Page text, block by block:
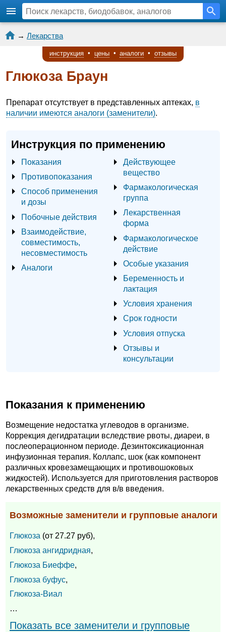
→ Лекарства
инструкция • цены • аналоги • отзывы
Глюкоза Браун
Препарат отсутствует в представленных аптеках, в
наличии имеются аналоги (заменители).
Инструкция по применению
Показания
Противопоказания
Способ применения
и дозы
Побочные действия
Взаимодействие,
совместимость,
несовместимость
Аналоги
Действующее
вещество
Фармакологическая
группа
Лекарственная
форма
Фармакологическое
действие
Особые указания
Беременность и
лактация
Условия хранения
Срок годности
Условия отпуска
Отзывы и
консультации
Показания к применению
Возмещение недостатка углеводов в организме.
Коррекция дегидратации вследствие рвоты, диареи, в
послеоперационном периоде. Дезинтоксикационная
инфузионная терапия. Коллапс, шок (как компонент
различных кровезамещающих и противошоковых
жидкостей). Используется для приготовления растворов
лекарственных средств для в/в введения.
Возможные заменители и групповые аналоги
Глюкоза (от 27.27 руб),
Глюкоза ангидридная,
Глюкоза Биеффе,
Глюкоза буфус,
Глюкоза-Виал
…
Показать все заменители и групповые